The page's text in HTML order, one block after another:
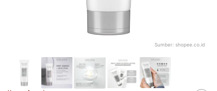
Sumber: shopee.co.id